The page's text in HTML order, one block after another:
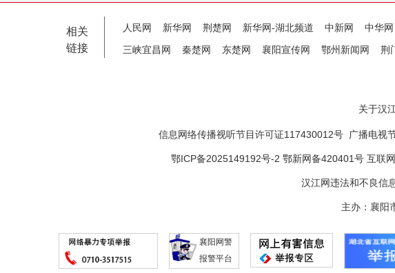
相关
链接
人民网 新华网 荆楚网 新华网-湖北频道 中新网 中华网
三峡宜昌网
秦楚网 东楚网 襄阳宣传网 鄂州新闻网 荆
关于汉
信息网络传播视听节目许可证117430012号 广播电视
鄂ICP备2025149192号-2 鄂新网备420401号 互联
汉江网违法和不良信
主办：襄
襄阳网警
报警平台